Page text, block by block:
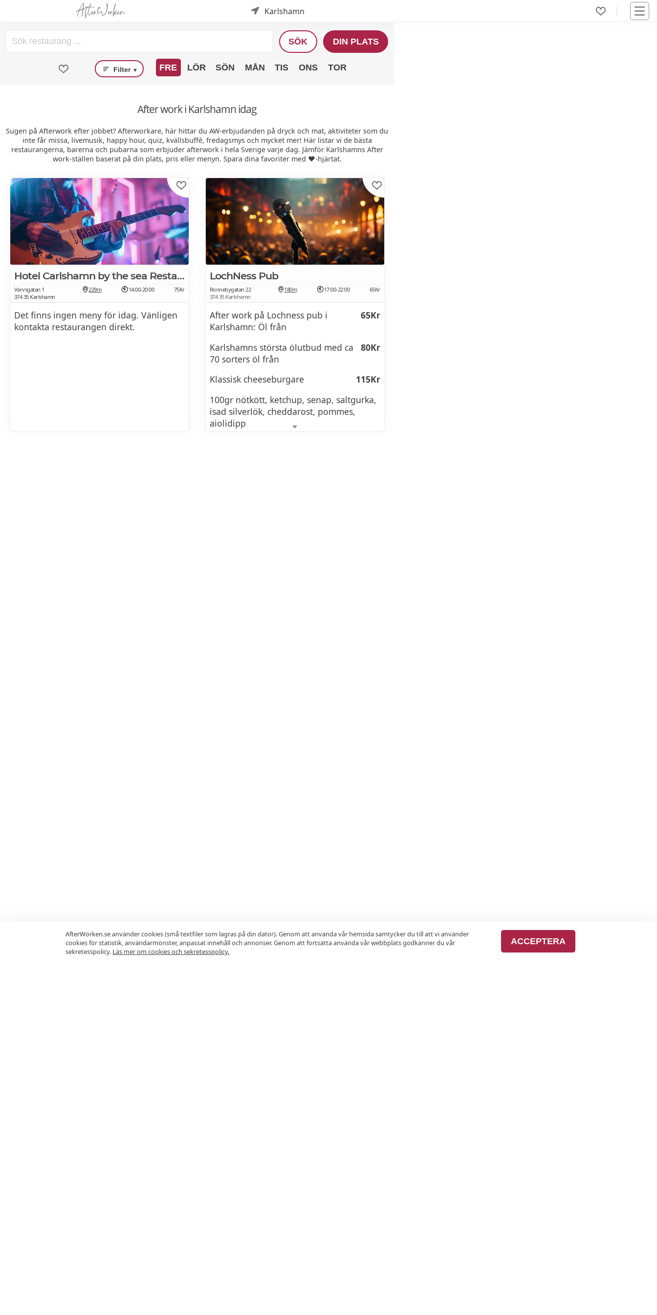
Karlshamn
SÖK DIN PLATS
Filter ▼ FRE LÖR SÖN MÅN TIS ONS TOR
After work i Karlshamn idag
Sugen på Afterwork efter jobbet? Afterworkare, här hittar du AW-erbjudanden på dryck och mat, aktiviteter som du
inte får missa, livemusik, happy hour, quiz, kvällsbuffé, fredagsmys och mycket mer! Här listar vi de bästa
restaurangerna, barerna och pubarna som erbjuder afterwork i hela Sverige varje dag. Jämför Karlshamns After
work-ställen baserat på din plats, pris eller menyn. Spara dina favoriter med ❤️-hjärtat.
Hotel Carlshamn by the sea Restaurang
Varvsgatan 1
374 35 Karlshamn
229m 14:00-20:00 75Kr
Det finns ingen meny för idag. Vänligen
kontakta restaurangen direkt.
LochNess Pub
Ronnebygatan 22
374 35 Karlshamn
180m 17:00-22:00 65Kr
After work på Lochness pub i
Karlshamn: Öl från
65Kr
Karlshamns största ölutbud med ca
70 sorters öl från
80Kr
Klassisk cheeseburgare
115Kr
100gr nötkött, ketchup, senap, saltgurka,
isad silverlök, cheddarost, pommes,
aiolidipp
AfterWorken.se använder cookies (små textfiler som lagras på din dator). Genom att använda vår hemsida samtycker du till att vi använder
cookies för statistik, användarmönster, anpassat innehåll och annonser. Genom att fortsätta använda vår webbplats godkänner du vår
sekretesspolicy. Läs mer om cookies och sekretesspolicy.
ACCEPTERA